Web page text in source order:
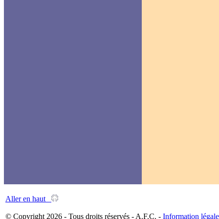
Aller en haut
© Copyright 2026 - Tous droits réservés - A.F.C. - Information légale